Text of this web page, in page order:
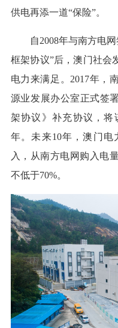
供电再添一道“保险”。
自2008年与南方电
框架协议”后，澳门社会
电力来满足。2017年，
源业发展办公室正式签
架协议》补充协议，将
年。未来10年，澳门
入，从南方电网购入电
不低于70%。